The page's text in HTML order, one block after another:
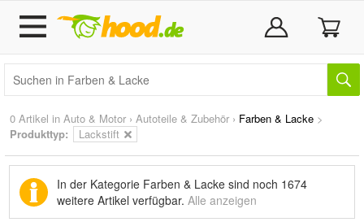
0 Artikel in Auto & Motor › Autoteile & Zubehör › Farben & Lacke >
Produkttyp:
Lackstift
In der Kategorie Farben & Lacke sind noch 1674
weitere Artikel verfügbar. Alle anzeigen